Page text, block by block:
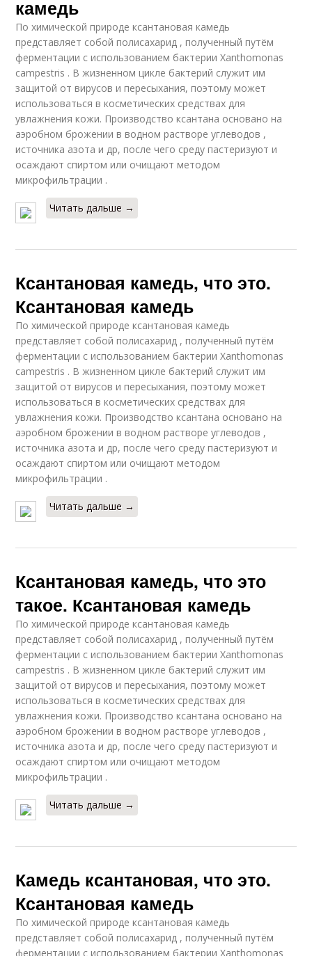
камедь
По химической природе ксантановая камедь
представляет собой полисахарид , полученный путём
ферментации с использованием бактерии Xanthomonas
campestris . В жизненном цикле бактерий служит им
защитой от вирусов и пересыхания, поэтому может
использоваться в косметических средствах для
увлажнения кожи. Производство ксантана основано на
аэробном брожении в водном растворе углеводов ,
источника азота и др, после чего среду пастеризуют и
осаждают спиртом или очищают методом
микрофильтрации .
Читать дальше →
Ксантановая камедь, что это.
Ксантановая камедь
По химической природе ксантановая камедь
представляет собой полисахарид , полученный путём
ферментации с использованием бактерии Xanthomonas
campestris . В жизненном цикле бактерий служит им
защитой от вирусов и пересыхания, поэтому может
использоваться в косметических средствах для
увлажнения кожи. Производство ксантана основано на
аэробном брожении в водном растворе углеводов ,
источника азота и др, после чего среду пастеризуют и
осаждают спиртом или очищают методом
микрофильтрации .
Читать дальше →
Ксантановая камедь, что это
такое. Ксантановая камедь
По химической природе ксантановая камедь
представляет собой полисахарид , полученный путём
ферментации с использованием бактерии Xanthomonas
campestris . В жизненном цикле бактерий служит им
защитой от вирусов и пересыхания, поэтому может
использоваться в косметических средствах для
увлажнения кожи. Производство ксантана основано на
аэробном брожении в водном растворе углеводов ,
источника азота и др, после чего среду пастеризуют и
осаждают спиртом или очищают методом
микрофильтрации .
Читать дальше →
Камедь ксантановая, что это.
Ксантановая камедь
По химической природе ксантановая камедь
представляет собой полисахарид , полученный путём
ферментации с использованием бактерии Xanthomonas